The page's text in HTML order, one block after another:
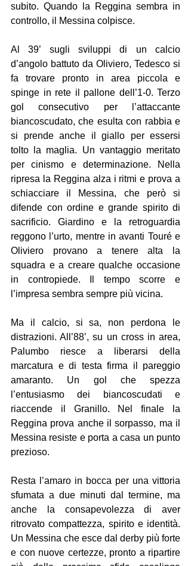
subito. Quando la Reggina sembra in
controllo, il Messina colpisce.
Al 39’ sugli sviluppi di un calcio
d’angolo battuto da Oliviero, Tedesco si
fa trovare pronto in area piccola e
spinge in rete il pallone dell’1-0. Terzo
gol consecutivo per l’attaccante
biancoscudato, che esulta con rabbia e
si prende anche il giallo per essersi
tolto la maglia. Un vantaggio meritato
per cinismo e determinazione. Nella
ripresa la Reggina alza i ritmi e prova a
schiacciare il Messina, che però si
difende con ordine e grande spirito di
sacrificio. Giardino e la retroguardia
reggono l’urto, mentre in avanti Touré e
Oliviero provano a tenere alta la
squadra e a creare qualche occasione
in contropiede. Il tempo scorre e
l’impresa sembra sempre più vicina.
Ma il calcio, si sa, non perdona le
distrazioni. All’88’, su un cross in area,
Palumbo riesce a liberarsi della
marcatura e di testa firma il pareggio
amaranto. Un gol che spezza
l’entusiasmo dei biancoscudati e
riaccende il Granillo. Nel finale la
Reggina prova anche il sorpasso, ma il
Messina resiste e porta a casa un punto
prezioso.
Resta l’amaro in bocca per una vittoria
sfumata a due minuti dal termine, ma
anche la consapevolezza di aver
ritrovato compattezza, spirito e identità.
Un Messina che esce dal derby più forte
e con nuove certezze, pronto a ripartire